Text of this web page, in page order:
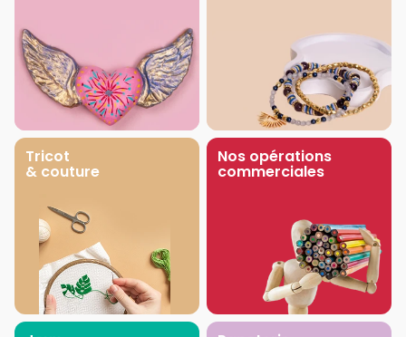
Tricot
& couture
Nos opérations
commerciales